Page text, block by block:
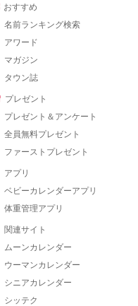
おすすめ
名前ランキング検索
アワード
マガジン
タウン誌
プレゼント
プレゼント＆アンケート
全員無料プレゼント
ファーストプレゼント
アプリ
ベビーカレンダーアプリ
体重管理アプリ
関連サイト
ムーンカレンダー
ウーマンカレンダー
シニアカレンダー
シッテク